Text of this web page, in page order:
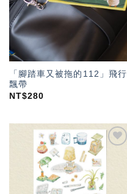
「腳踏車又被拖的112」飛行
飄帶
NT$280